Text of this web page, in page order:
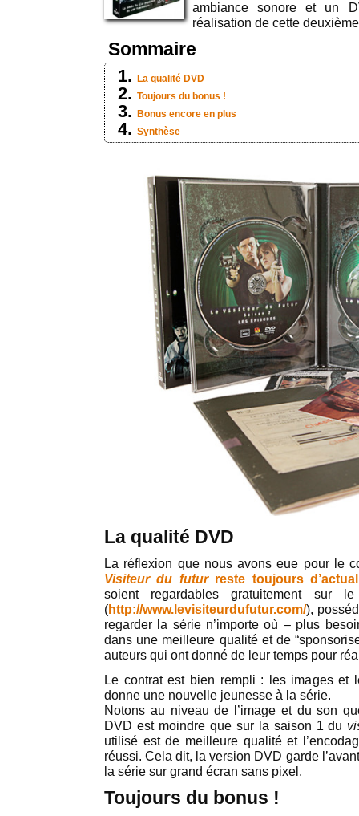
ambiance sonore et un
réalisation de cette
Sommaire
La qualité DVD
Toujours du bonus !
Bonus encore en plus
Synthèse
La qualité DVD
La réflexion que nous avons eue pour le
Visiteur du futurreste toujours
soient regardables gratuitement sur
(http://www.levisiteurdufutur.com/),
regarder la série n’importe où – plus
dans une meilleure qualité et de
auteurs qui ont donné de leur temps pour
Le contrat est bien rempli : les images et
donne une nouvelle jeunesse à la série.
Notons au niveau de l’image et du son
DVD est moindre que sur la saison 1 du
utilisé est de meilleure qualité et
réussi. Cela dit, la version DVD garde
la série sur grand écran sans pixel.
Toujours du bonus !